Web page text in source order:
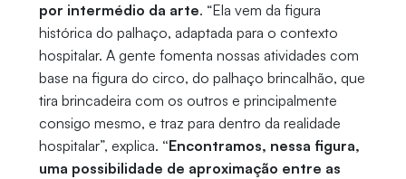
por intermédio da arte. “Ela vem da figura
histórica do palhaço, adaptada para o contexto
hospitalar. A gente fomenta nossas atividades com
base na figura do circo, do palhaço brincalhão, que
tira brincadeira com os outros e principalmente
consigo mesmo, e traz para dentro da realidade
hospitalar”, explica. “Encontramos, nessa figura,
uma possibilidade de aproximação entre as